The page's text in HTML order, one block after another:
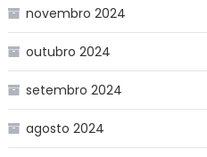
novembro 2024
outubro 2024
setembro 2024
agosto 2024